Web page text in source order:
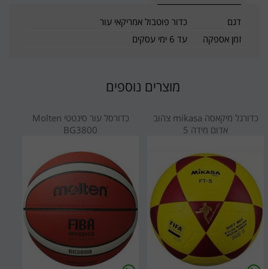
דגם
כדור פוטבול אמריקאי עור
זמן אספקה
עד 6 ימי עסקים
מוצרים נוספים
כדורגל מיקאסה mikasa צהוב
אדום מידה 5
כדורסל עור סינטטי Molten
BG3800